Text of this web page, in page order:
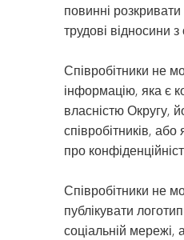
повинні
трудові відносини
Співробітники не
інформацію, яка є
власністю Округу,
співробітників,
про
Співробітники не
публікувати
соціальній